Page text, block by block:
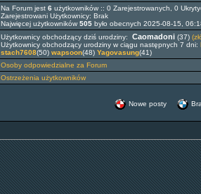
Na Forum jest 6 użytkowników :: 0 Zarejestrowanych, 0
Zarejestrowani Użytkownicy: Brak
Najwięcej użytkowników 505było obecnych 2025-08-15,
Użytkownicy obchodzący dziś urodziny: Caomadoni(37)
Użytkownicy obchodzący urodziny w ciągu następnych 7 dni:
stach7608(50) wapsoon(48) Yagovasung(41)
Osoby odpowiedzialne za Forum
Ostrzeżenia użytkowników
Nowe posty